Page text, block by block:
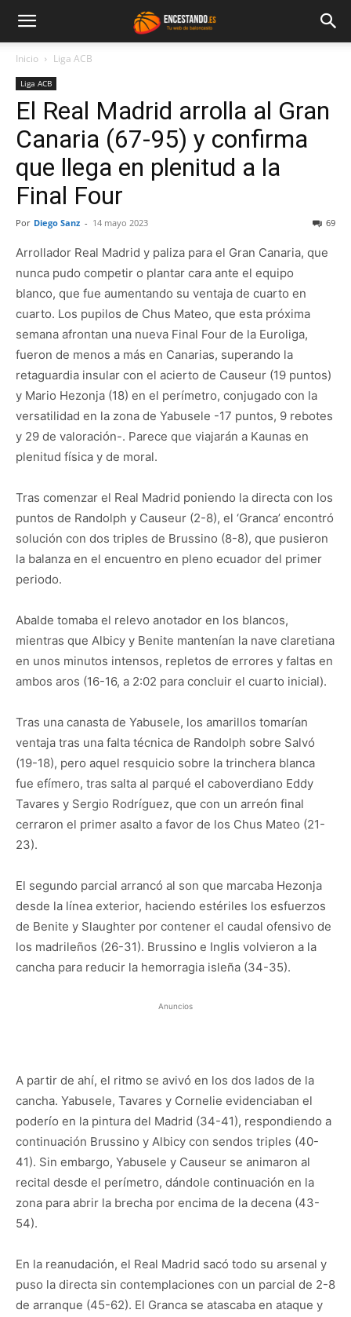
Inicio Liga ACB
Liga ACB
El Real Madrid arrolla al Gran
Canaria (67-95) y confirma
que llega en plenitud a la
Final Four
Por Diego Sanz - 14 mayo 2023 69
Arrollador Real Madrid y paliza para el Gran Canaria, que
nunca pudo competir o plantar cara ante el equipo
blanco, que fue aumentando su ventaja de cuarto en
cuarto. Los pupilos de Chus Mateo, que esta próxima
semana afrontan una nueva Final Four de la Euroliga,
fueron de menos a más en Canarias, superando la
retaguardia insular con el acierto de Causeur (19 puntos)
y Mario Hezonja (18) en el perímetro, conjugado con la
versatilidad en la zona de Yabusele -17 puntos, 9 rebotes
y 29 de valoración-. Parece que viajarán a Kaunas en
plenitud física y de moral.
Tras comenzar el Real Madrid poniendo la directa con los
puntos de Randolph y Causeur (2-8), el ‘Granca’ encontró
solución con dos triples de Brussino (8-8), que pusieron
la balanza en el encuentro en pleno ecuador del primer
periodo.
Abalde tomaba el relevo anotador en los blancos,
mientras que Albicy y Benite mantenían la nave claretiana
en unos minutos intensos, repletos de errores y faltas en
ambos aros (16-16, a 2:02 para concluir el cuarto inicial).
Tras una canasta de Yabusele, los amarillos tomarían
ventaja tras una falta técnica de Randolph sobre Salvó
(19-18), pero aquel resquicio sobre la trinchera blanca
fue efímero, tras salta al parqué el caboverdiano Eddy
Tavares y Sergio Rodríguez, que con un arreón final
cerraron el primer asalto a favor de los Chus Mateo (21-
23).
El segundo parcial arrancó al son que marcaba Hezonja
desde la línea exterior, haciendo estériles los esfuerzos
de Benite y Slaughter por contener el caudal ofensivo de
los madrileños (26-31). Brussino e Inglis volvieron a la
cancha para reducir la hemorragia isleña (34-35).
Anuncios
A partir de ahí, el ritmo se avivó en los dos lados de la
cancha. Yabusele, Tavares y Cornelie evidenciaban el
poderío en la pintura del Madrid (34-41), respondiendo a
continuación Brussino y Albicy con sendos triples (40-
41). Sin embargo, Yabusele y Causeur se animaron al
recital desde el perímetro, dándole continuación en la
zona para abrir la brecha por encima de la decena (43-
54).
En la reanudación, el Real Madrid sacó todo su arsenal y
puso la directa sin contemplaciones con un parcial de 2-8
de arranque (45-62). El Granca se atascaba en ataque y